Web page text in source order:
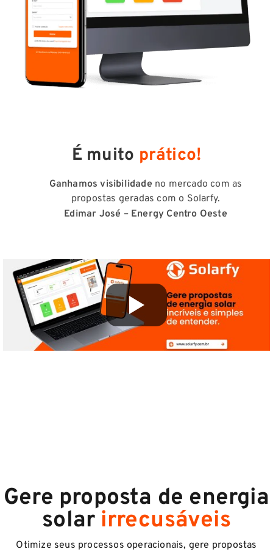
É muito prático!
Ganhamos visibilidade no mercado com as
propostas geradas com o Solarfy.
Edimar José – Energy Centro Oeste
Gere proposta de energia
solar irrecusáveis
Otimize seus processos operacionais, gere propostas